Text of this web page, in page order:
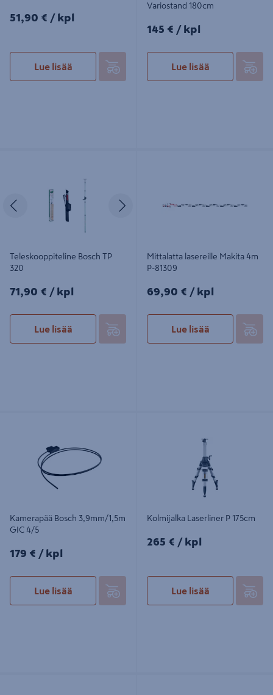
51,90€/kpl
51,90 € / kpl
Lue lisää
Variostand 180cm
145€/kpl
145 € / kpl
Lue lisää
Edellinen
Teleskooppiteline Bosch TP
320
71,90€/kpl
71,90 € / kpl
Lue lisää
Mittalatta lasereille Makita 4m
P-81309
69,90€/kpl
69,90 € / kpl
Lue lisää
Kamerapää Bosch 3,9mm/1,5m
GIC 4/5
179€/kpl
179 € / kpl
Lue lisää
Kolmijalka Laserliner P 175cm
265€/kpl
265 € / kpl
Lue lisää